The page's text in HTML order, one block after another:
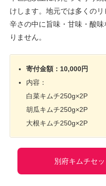
けします。地元では多くのリ
辛さの中に旨味・甘味・酸
りません。
寄付金額：10,000円
内容：
白菜キムチ250g×2P
胡瓜キムチ250g×2P
大根キムチ250g×2P
別府キムチセ